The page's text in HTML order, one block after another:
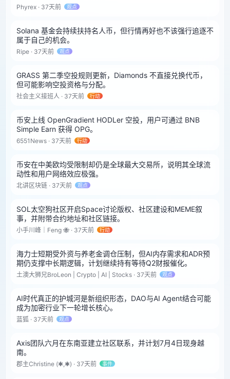
Phyrex · 37天前 观点
Solana 基金会持续扶持名人币，但行情再好也不该强行追逐不
属于自己的机会。
Ripe · 37天前 观点
GRASS 第二季空投规则更新，Diamonds 不直接兑换代币，
但可能影响空投资格与分配。
社会主义接班人 · 37天前 行动
币安上线 OpenGradient HODLer 空投，用户可通过 BNB
Simple Earn 获得 OPG。
6551News · 37天前 行动
币安在中美欧均受限制却仍是全球最大交易所，说明其全球流
动性和用户网络效应极强。
北讲区块链 · 37天前 观点
SOL太空狗社区开启Space讨论版权、社区建设和MEME叙
事，并附带合约地址和社区链接。
小手川峰｜Feng 🐝 · 37天前 行动
海力士短期受外资与养老金调仓压制，但AI内存需求和ADR预
期仍支撑中长期逻辑，计划继续持有等待Q2财报催化。
土澳大狮兄BroLeon | Crypto | AI | Stocks · 37天前 观点
AI时代真正的护城河是新组织形态，DAO与AI Agent结合可能
成为加密行业下一轮增长核心。
蓝狐 · 37天前 观点
Axis团队六月在东南亚建立社区联系，并计划7月4日现身越
南。
郡主Christine (✱,✱) · 37天前 事件